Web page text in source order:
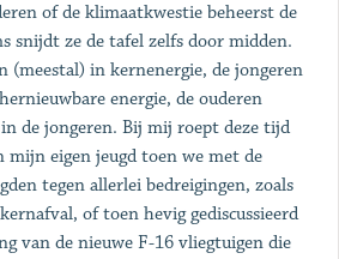
of de klimaatkwestie beheerst de
snijdt ze de tafel zelfs door midden.
(meestal) in kernenergie, de jongeren
energie, de ouderen
de jongeren. Bij mij roept deze tijd
mijn eigen jeugd toen we met de
tegen allerlei bedreigingen, zoals
of toen hevig gediscussieerd
van de nieuwe F-16 vliegtuigen die